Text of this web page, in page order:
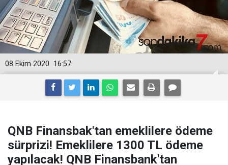
16:57
08 Ekim 2020
QNB Finansbak'tan emeklilere ödeme
sürprizi! Emeklilere 1300 TL ödeme
yapılacak! QNB Finansbank'tan